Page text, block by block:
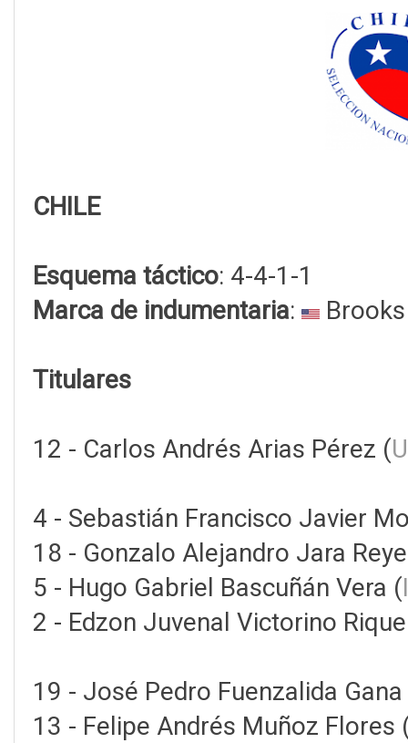
CHILE
Esquema táctico: 4-4-1-1
Marca de indumentaria: Brooks
Titulares
12 - Carlos Andrés Arias Pérez (
4 - Sebastián Francisco Javier
18 - Gonzalo Alejandro Jara
5 - Hugo Gabriel Bascuñán Vera (
2 - Edzon Juvenal Victorino
19 - José Pedro Fuenzalida
13 - Felipe Andrés Muñoz Flores